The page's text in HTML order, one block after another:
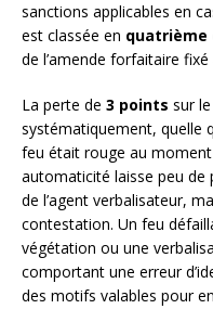
sanctions applicables en
est classée en quatrième
de l’amende forfaitaire
La perte de 3 points sur
systématiquement, quelle
feu était rouge au
automaticité laisse peu de
de l’agent verbalisateur,
contestation. Un feu
végétation ou une
comportant une erreur
des motifs valables pour